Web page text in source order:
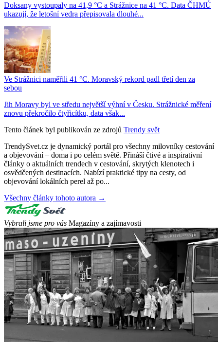
Doksany vystoupaly na 41,9 °C a Strážnice na 41 °C. Data ČHMÚ
ukazují, že letošní vedra přepisovala dlouhé...
Ve Strážnici naměřili 41 °C. Moravský rekord padl třetí den za
sebou
Jih Moravy byl ve středu největší výhní v Česku. Strážnické měření
znovu překročilo čtyřicítku, data však...
Tento článek byl publikován ze zdrojů Trendy svět
TrendySvet.cz je dynamický portál pro všechny milovníky cestování
a objevování – doma i po celém světě. Přináší čtivé a inspirativní
články o aktuálních trendech v cestování, skrytých klenotech i
osvědčených destinacích. Nabízí praktické tipy na cesty, od
objevování lokálních perel až po...
Všechny články tohoto autora →
Vybrali jsme pro vás Magazíny a zajímavosti